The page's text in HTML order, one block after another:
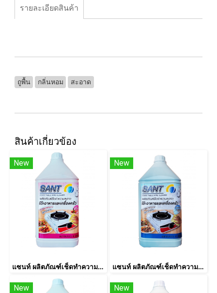
รายละเอียดสินค้า
ถูพื้น กลิ่นหอม สะอาด
สินค้าเกี่ยวข้อง
New
แซนท์ ผลิตภัณฑ์เช็ดทำความสะอาดโต๊ะอาหาร กลิ่นฟรุ๊ตตี้ ขนาดบรรจุ 4 ลิตร
New
แซนท์ ผลิตภัณฑ์เช็ดทำความสะอาดโต๊ะอาหาร กลิ่นออริจินอล ขนาดบรรจุ 4 ลิตร
New New